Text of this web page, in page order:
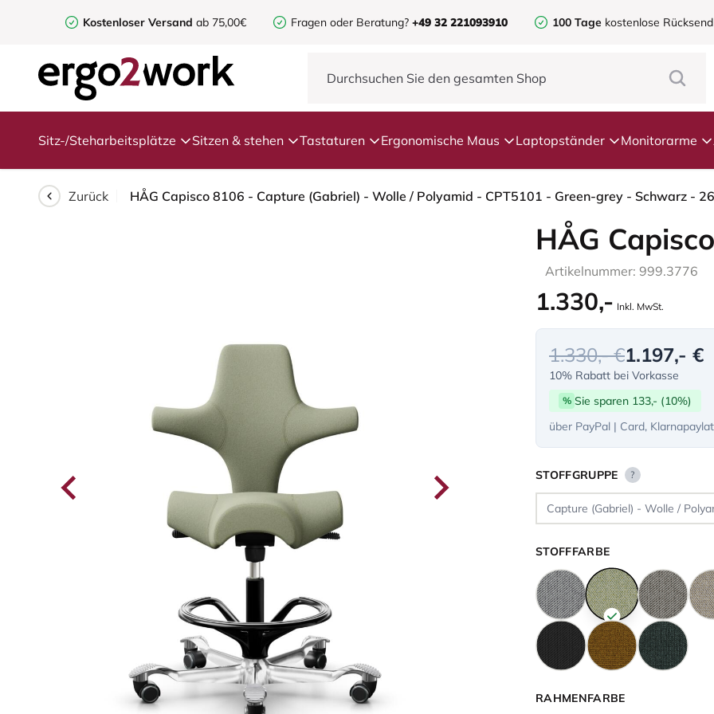
Kostenloser Versand ab 75,00€ Fragen oder Beratung? +49 32 221093910 100 Tage kostenlose
Sitz-/Steharbeitsplätze Sitzen & stehen Tastaturen Ergonomische Maus Laptopständer Monitorarme
Zurück
HÅG
Artikelnummer: 999.3776
1.330,- Inkl. MwSt.
1.330,- €1.197,- €
10% Rabatt bei Vorkasse
% Sie sparen 133,- (10%)
über PayPal | Card,
STOFFGRUPPE ?
STOFFFARBE
RAHMENFARBE